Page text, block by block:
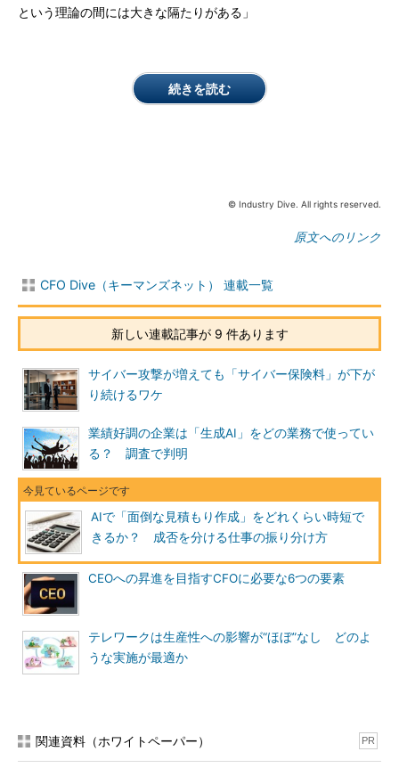
という理論の間には大きな隔たりがある」
続きを読む
© Industry Dive. All rights reserved.
原文へのリンク
CFO Dive（キーマンズネット） 連載一覧
新しい連載記事が 9 件あります
サイバー攻撃が増えても「サイバー保険料」が下が
り続けるワケ
業績好調の企業は「生成AI」をどの業務で使ってい
る？ 調査で判明
AIで「面倒な見積もり作成」をどれくらい時短で
きるか？ 成否を分ける仕事の振り分け方
CEOへの昇進を目指すCFOに必要な6つの要素
テレワークは生産性への影響が“ほぼ”なし どのよ
うな実施が最適か
関連資料（ホワイトペーパー） PR